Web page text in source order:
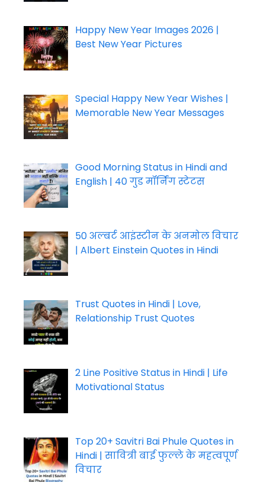
Happy New Year Images 2026 |
Best New Year Pictures
Special Happy New Year Wishes |
Memorable New Year Messages
Good Morning Status in Hindi and
English | 40 गुड मॉर्निंग स्टेटस
50 अल्बर्ट आइंस्टीन के अनमोल विचार
| Albert Einstein Quotes in Hindi
Trust Quotes in Hindi | Love,
Relationship Trust Quotes
2 Line Positive Status in Hindi | Life
Motivational Status
Top 20+ Savitri Bai Phule Quotes in
Hindi | सावित्री बाई फुल्ले के महत्वपूर्ण
विचार